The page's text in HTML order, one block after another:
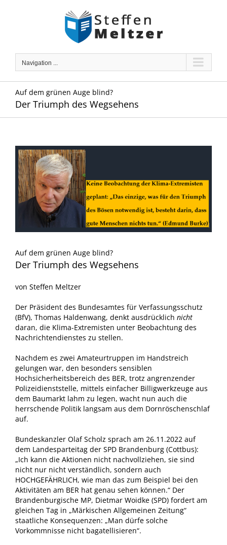
Navigation ...
Auf dem grünen Auge blind?
Der Triumph des Wegsehens
Zeige
grösseres
Bild
Auf dem grünen Auge blind?
Der Triumph des Wegsehens
von Steffen Meltzer
Der Präsident des Bundesamtes für Verfassungsschutz
(BfV), Thomas Haldenwang, denkt ausdrücklich nicht
daran, die Klima-Extremisten unter Beobachtung des
Nachrichtendienstes zu stellen.
Nachdem es zwei Amateurtruppen im Handstreich
gelungen war, den besonders sensiblen
Hochsicherheitsbereich des BER, trotz angrenzender
Polizeidienststelle, mittels einfacher Billigwerkzeuge aus
dem Baumarkt lahm zu legen, wacht nun auch die
herrschende Politik langsam aus dem Dornröschenschlaf
auf.
Bundeskanzler Olaf Scholz sprach am 26.11.2022 auf
dem Landesparteitag der SPD Brandenburg (Cottbus):
„Ich kann die Aktionen nicht nachvollziehen, sie sind
nicht nur nicht verständlich, sondern auch
HOCHGEFÄHRLICH, wie man das zum Beispiel bei den
Aktivitäten am BER hat genau sehen können.“ Der
Brandenburgische MP, Dietmar Woidke (SPD) fordert am
gleichen Tag in „Märkischen Allgemeinen Zeitung“
staatliche Konsequenzen: „Man dürfe solche
Vorkommnisse nicht bagatellisieren“.